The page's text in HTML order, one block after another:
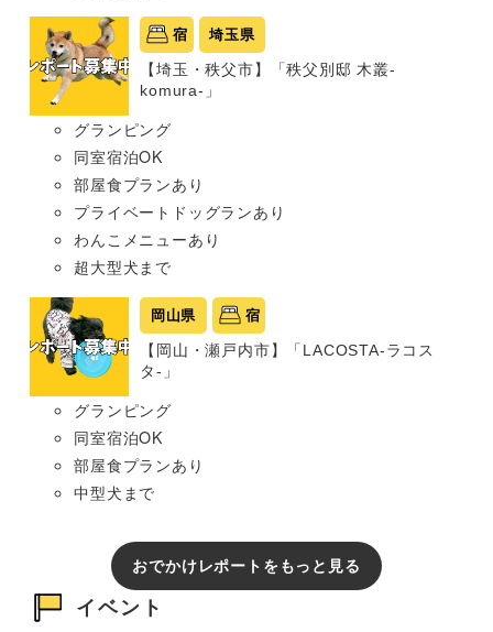
宿 埼玉県
【埼玉・秩父市】「秩父別邸 木叢-
komura-」
グランピング
同室宿泊OK
部屋食プランあり
プライベートドッグランあり
わんこメニューあり
超大型犬まで
岡山県 宿
【岡山・瀬戸内市】「LACOSTA-ラコス
タ-」
グランピング
同室宿泊OK
部屋食プランあり
中型犬まで
おでかけレポートをもっと見る
イベント